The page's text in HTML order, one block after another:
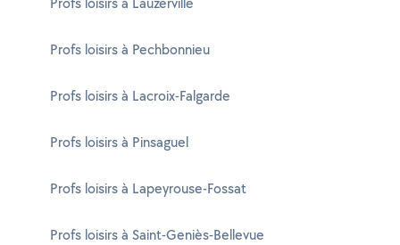
Profs loisirs à Pechbonnieu
Profs loisirs à Lacroix-Falgarde
Profs loisirs à Pinsaguel
Profs loisirs à Lapeyrouse-Fossat
Profs loisirs à Saint-Geniès-Bellevue